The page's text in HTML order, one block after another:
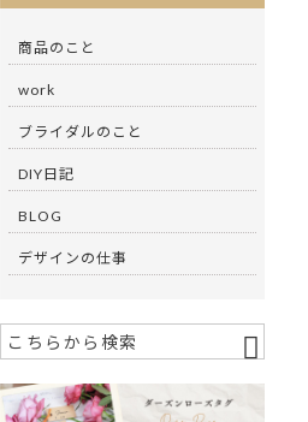
商品のこと
work
ブライダルのこと
DIY日記
BLOG
デザインの仕事